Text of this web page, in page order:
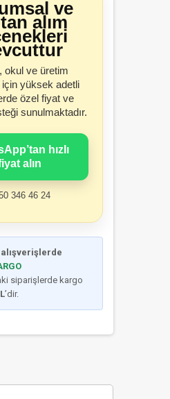
ve
alım
okul ve üretim
yüksek adetli
özel fiyat ve
sunulmaktadır.
hızlı
alın
346 46 24
siparişlerde kargo
’dir.